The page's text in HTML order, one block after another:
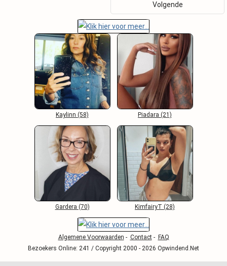
Volgende
Kaylinn (58) Piadara (21)
Gardera (70) KimfairyT (28)
Algemene Voorwaarden - Contact- FAQ
Bezoekers Online: 241 / Copyright 2000 - 2026 Opwindend.Net